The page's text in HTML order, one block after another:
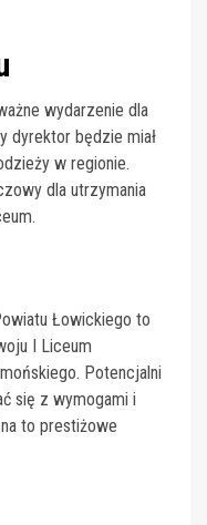
wydarzenie dla
dyrektor będzie miał
w regionie.
dla utrzymania
Łowickiego to
I Liceum
Potencjalni
się z wymogami i
to prestiżowe